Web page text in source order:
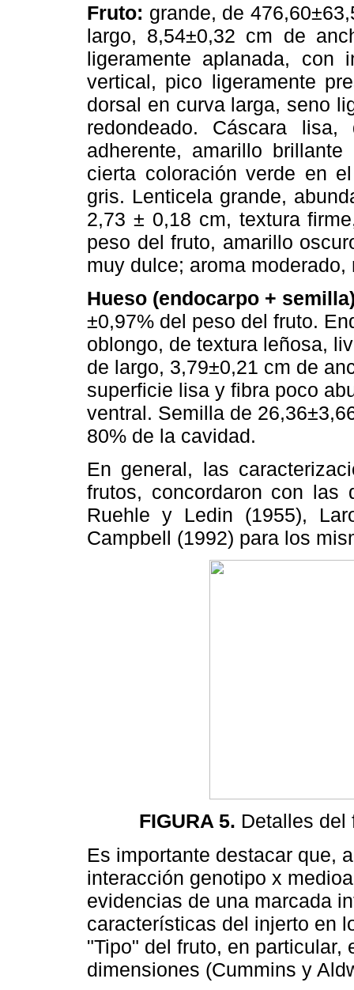
Fruto: grande, de
largo, 8,54±0,32 cm de
ligeramente aplanada, con
vertical, pico ligeramente
dorsal en curva larga, seno
redondeado. Cáscara
adherente, amarillo
cierta coloración verde en
gris. Lenticela grande,
2,73 ± 0,18 cm, textura
peso del fruto, amarillo
muy dulce; aroma moderado,
Hueso (endocarpo +
±0,97% del peso del fruto.
oblongo, de textura leñosa,
de largo, 3,79±0,21 cm de
superficie lisa y fibra poco
ventral. Semilla de
80% de la cavidad.
En general, las
frutos, concordaron con las
Ruehle y Ledin (1955),
Campbell (1992) para los
FIGURA 5. Detalles del
Es importante destacar que,
interacción genotipo x
evidencias de una marcada
características del injerto en
"Tipo" del fruto, en particular,
dimensiones (Cummins y